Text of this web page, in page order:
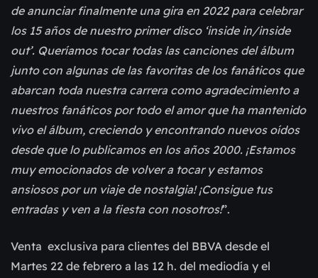
de anunciar finalmente una gira en 2022 para celebrar
los 15 años de nuestro primer disco ‘inside in/inside
out’. Queríamos tocar todas las canciones del álbum
junto con algunas de las favoritas de los fanáticos que
abarcan toda nuestra carrera como agradecimiento a
nuestros fanáticos por todo el amor que ha mantenido
vivo el álbum, creciendo y encontrando nuevos oídos
desde que lo publicamos en los años 2000. ¡Estamos
muy emocionados de volver a tocar y estamos
ansiosos por un viaje de nostalgia! ¡Consigue tus
entradas y ven a la fiesta con nosotros!”.
Venta exclusiva para clientes del BBVA desde el
Martes 22 de febrero a las 12 h. del mediodía y el